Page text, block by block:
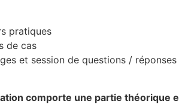
pratiques
de cas
et session de questions / réponses
comporte une partie théorique